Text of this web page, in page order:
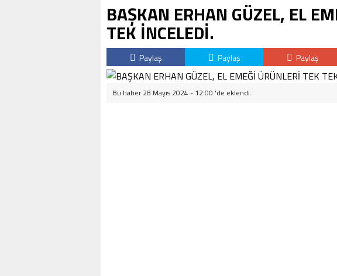
BAŞKAN ERHAN GÜZEL, EL
TEK İNCELEDİ.
Paylaş Paylaş Paylaş
Bu haber 28 Mayıs 2024 - 12:00 'de eklendi.